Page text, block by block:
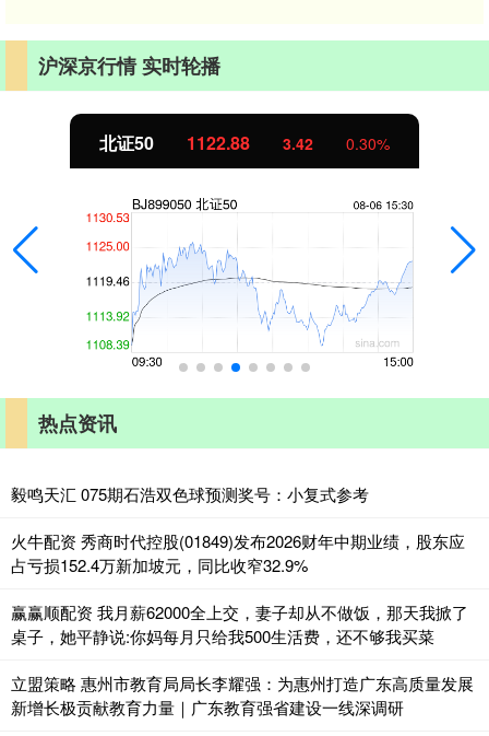
沪深京行情 实时轮播
北证50 1122.88 3.42 0.30%
热点资讯
毅鸣天汇 075期石浩双色球预测奖号：小复式参考
火牛配资 秀商时代控股(01849)发布2026财年中期业绩，股东应
占亏损152.4万新加坡元，同比收窄32.9%
赢赢顺配资 我月薪62000全上交，妻子却从不做饭，那天我掀了
桌子，她平静说:你妈每月只给我500生活费，还不够我买菜
立盟策略 惠州市教育局局长李耀强：为惠州打造广东高质量发展
新增长极贡献教育力量｜广东教育强省建设一线深调研